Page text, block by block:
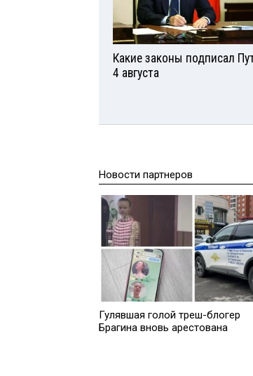
Какие законы подписал
4 августа
Новости партнеров
Гулявшая голой треш-блогер
Брагина вновь арестована